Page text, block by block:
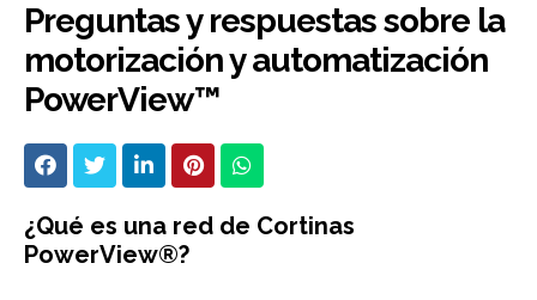
Preguntas y respuestas sobre la
motorización y automatización
PowerView™
¿Qué es una red de Cortinas
PowerView®?